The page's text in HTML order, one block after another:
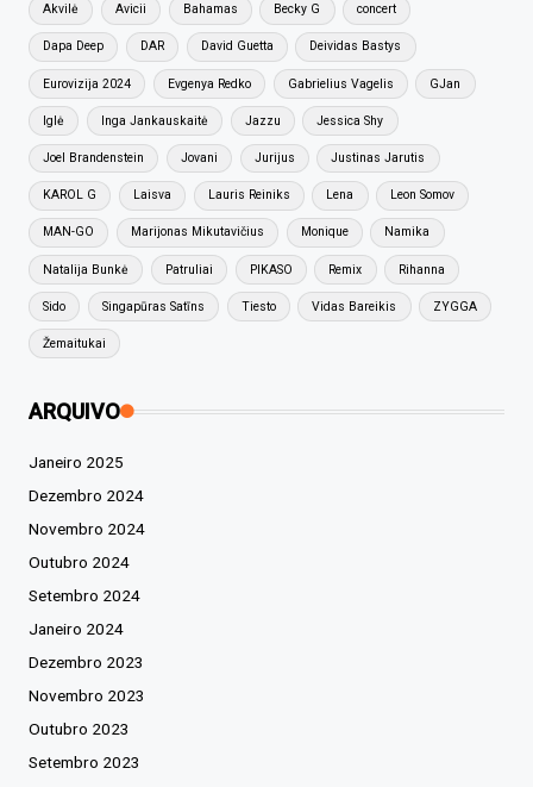
Akvilė Avicii Bahamas Becky G concert
Dapa Deep DAR David Guetta Deividas Bastys
Eurovizija 2024 Evgenya Redko Gabrielius Vagelis GJan
Iglė Inga Jankauskaitė Jazzu Jessica Shy
Joel Brandenstein Jovani Jurijus Justinas Jarutis
KAROL G Laisva Lauris Reiniks Lena Leon Somov
MAN-GO Marijonas Mikutavičius Monique Namika
Natalija Bunkė Patruliai PIKASO Remix Rihanna
Sido Singapūras Satīns Tiesto Vidas Bareikis ZYGGA
Žemaitukai
ARQUIVO
Janeiro 2025
Dezembro 2024
Novembro 2024
Outubro 2024
Setembro 2024
Janeiro 2024
Dezembro 2023
Novembro 2023
Outubro 2023
Setembro 2023